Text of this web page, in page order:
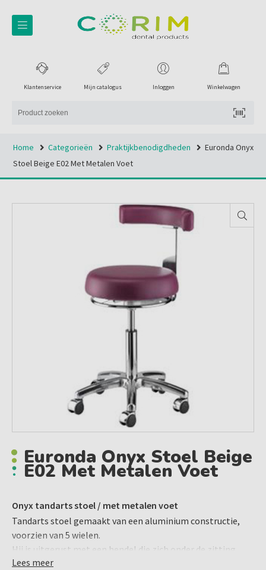
Winkelwagen
Inloggen
Mijn catalogus
Klantenservice
Home Categorieën Praktijkbenodigdheden
Euronda Onyx
Stoel Beige E02 Met Metalen Voet
Euronda Onyx Stoel Beige
E02 Met Metalen Voet
Onyx tandarts stoel / met metalen voet
Tandarts stoel gemaakt van een aluminium constructie,
voorzien van 5 wielen.
Hij is uitgerust met een hendel die zich onder de zitting
voor een eenvoudiger regelgeving in de hoogte, dat kan 360
Lees meer